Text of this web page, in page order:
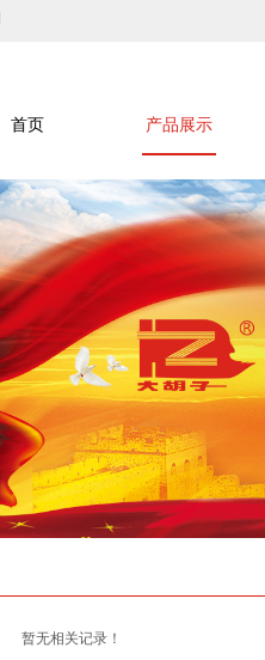
首页 产品展示
暂无相关记录！